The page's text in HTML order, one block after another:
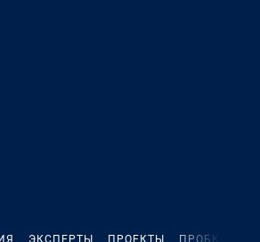
ЭКСПЕРТЫ ПРОЕКТЫ ПРОБКИ